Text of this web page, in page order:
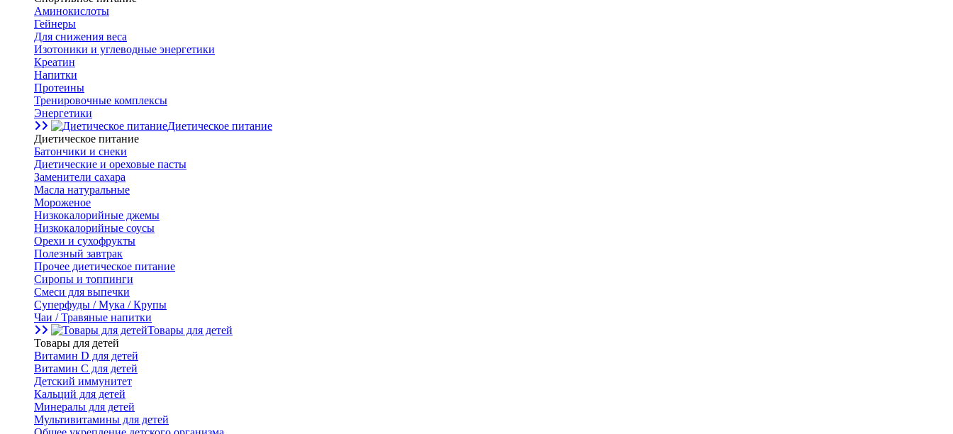
Аминокислоты
Гейнеры
Для снижения веса
Изотоники и углеводные энергетики
Креатин
Напитки
Протеины
Тренировочные комплексы
Энергетики
Диетическое питание
Диетическое питание
Батончики и снеки
Диетические и ореховые пасты
Заменители сахара
Масла натуральные
Мороженое
Низкокалорийные джемы
Низкокалорийные соусы
Орехи и сухофрукты
Полезный завтрак
Прочее диетическое питание
Сиропы и топпинги
Смеси для выпечки
Суперфуды / Мука / Крупы
Чаи / Травяные напитки
Товары для детей
Товары для детей
Витамин D для детей
Витамин С для детей
Детский иммунитет
Кальций для детей
Минералы для детей
Мультивитамины для детей